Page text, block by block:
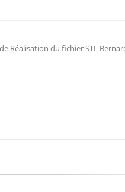
Réalisation du fichier STL